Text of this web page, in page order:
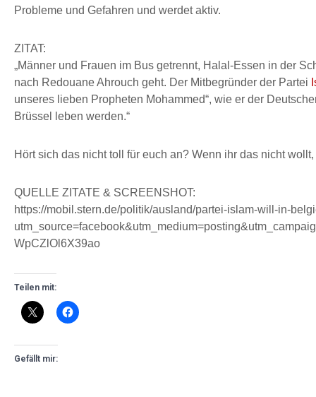
Probleme und Gefahren und werdet aktiv.
ZITAT:
„Männer und Frauen im Bus getrennt, Halal-Essen in der
nach Redouane Ahrouch geht. Der Mitbegründer der Partei
unseres lieben Propheten Mohammed“, wie er der
Brüssel leben werden.“
Hört sich das nicht toll für euch an? Wenn ihr das nicht
QUELLE ZITATE & SCREENSHOT:
https://mobil.stern.de/politik/ausland/partei-islam-will-in-
WpCZlOl6X39ao
Teilen mit:
Gefällt mir: